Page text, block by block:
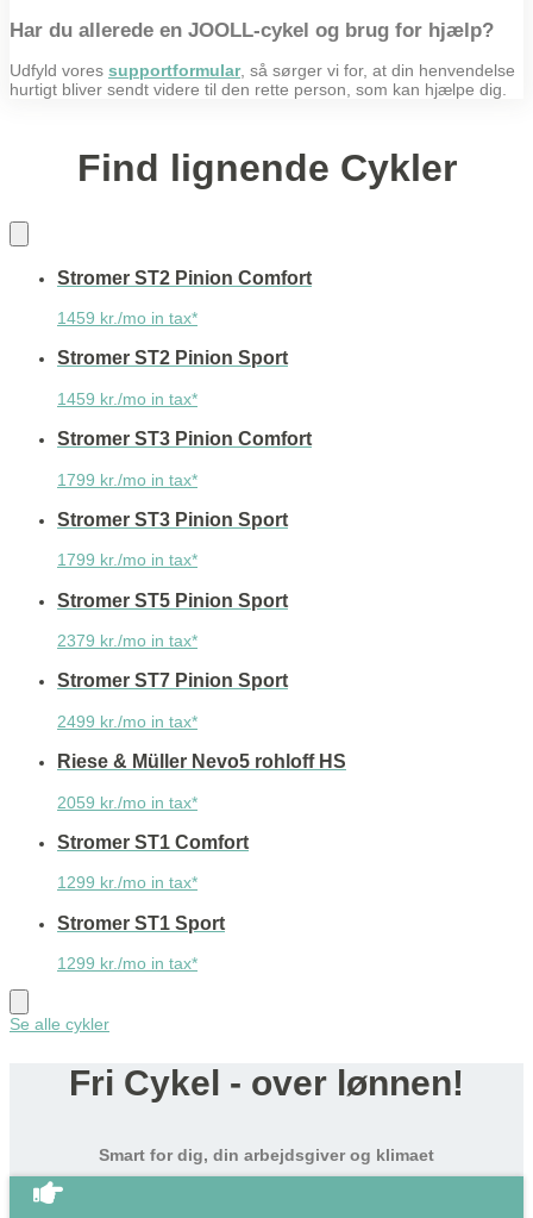
Har du allerede en JOOLL-cykel og brug for hjælp?
Udfyld vores supportformular, så sørger vi for, at din henvendelse
hurtigt bliver sendt videre til den rette person, som kan hjælpe dig.
Find lignende Cykler
Stromer ST2 Pinion Comfort
1459 kr./mo in tax*
Stromer ST2 Pinion Sport
1459 kr./mo in tax*
Stromer ST3 Pinion Comfort
1799 kr./mo in tax*
Stromer ST3 Pinion Sport
1799 kr./mo in tax*
Stromer ST5 Pinion Sport
2379 kr./mo in tax*
Stromer ST7 Pinion Sport
2499 kr./mo in tax*
Riese & Müller Nevo5 rohloff HS
2059 kr./mo in tax*
Stromer ST1 Comfort
1299 kr./mo in tax*
Stromer ST1 Sport
1299 kr./mo in tax*
Se alle cykler
Fri Cykel - over lønnen!
Smart for dig, din arbejdsgiver og klimaet